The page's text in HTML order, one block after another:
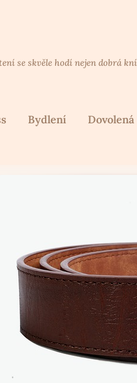
se skvěle hodí nejen dobrá
Bydlení Dovolená